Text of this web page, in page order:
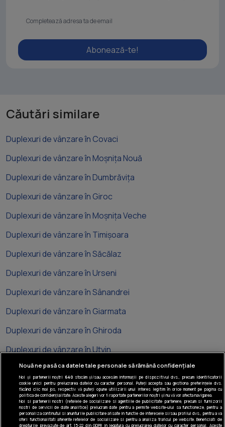
Abonează-te!
Căutări similare
Duplexuri de vânzare în Covaci
Duplexuri de vânzare în Moșnița Nouă
Duplexuri de vânzare în Dumbrăvița
Duplexuri de vânzare în Giroc
Duplexuri de vânzare în Moșnița Veche
Duplexuri de vânzare în Timișoara
Duplexuri de vânzare în Săcălaz
Duplexuri de vânzare în Urseni
Duplexuri de vânzare în Sânandrei
Duplexuri de vânzare în Giarmata
Duplexuri de vânzare în Ghiroda
Duplexuri de vânzare în Utvin
Tel: +40 374 40 44 99
Iride Business Park, Bld. Dimitrie
Nouă ne pasă ca datele tale personale să rămână confidențiale
Noi și partenerii noștri 640stocăm și/sau accesăm informații pe dispozitivul dvs., precum identificatorii
cookie unici pentru prelucrarea datelor cu caracter personal. Puteți accepta sau gestiona preferințele dvs.
făcând clic mai jos, respectiv vă puteți opune utilizării unui interes legitim în orice moment pe pagina cu
politica de confidențialitate. Aceste alegeri vor fi raportate partenerilor noștri și nu vă vor afecta navigarea.
Noi si partenerii nostri (retelele de socializare si agentiile de publicitate partenere, precum si furnizorii
nostri de servicii de date analitice) prelucram date pentru a permite website-ului sa functioneze, pentru a
personaliza continutul si anunturile publicitare afisate in functie de interesele si/sau profilul dvs., pentru a va
oferi functionalitati aferente retelelor de socializare si pentru a analiza traficul pe website. Beneficiati de
drepturile prevazute de art. 15-22 din GDPR in legatura cu prelucrarea datelor cu caracter personal. Aceste